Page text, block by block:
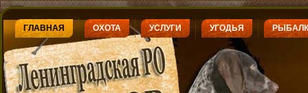
ГЛАВНАЯ ОХОТА УСЛУГИ УГОДЬЯ